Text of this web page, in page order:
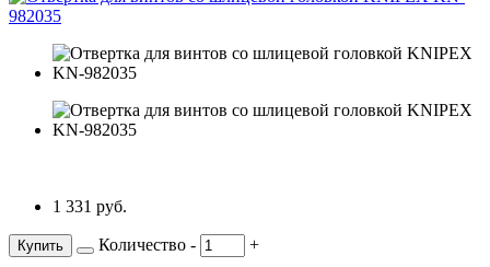
1 331 руб.
Купить Количество - +